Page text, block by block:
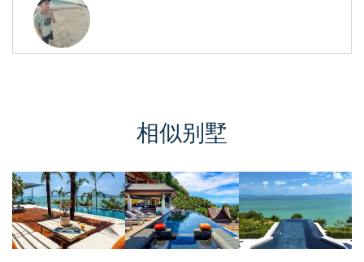
里绝对是你的不二选择,新鲜的空气,安静宁
择,非常干净的环境,这一切都非常符合满足
你的需求,非常棒。我和朋友一起来的，虽
然价格有点昂贵，但是还是很物超所值
的。
相似别墅